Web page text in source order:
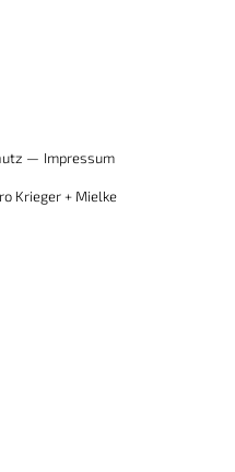
— Impressum
Krieger + Mielke